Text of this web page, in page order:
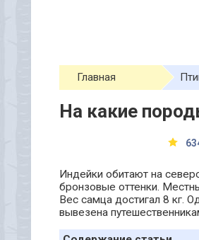
Главная
На какие
Индейки обитают на
бронзовые оттенки.
Вес самца достигал 8 кг.
вывезена